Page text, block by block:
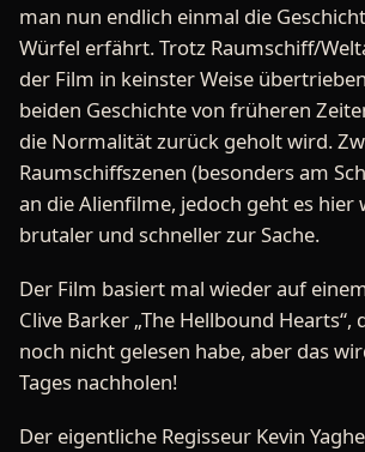
man nun endlich einmal die
Würfel erfährt. Trotz Raumschiff/
der Film in keinster Weise
beiden Geschichte von früheren
die Normalität zurück geholt wird.
Raumschiffszenen (besonders am
an die Alienfilme, jedoch geht es hier
brutaler und schneller zur Sache.
Der Film basiert mal wieder auf
Clive Barker „The Hellbound Hearts“,
noch nicht gelesen habe, aber das
Tages nachholen!
Der eigentliche Regisseur Kevin